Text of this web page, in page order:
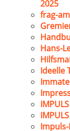
2025
frag-
Hans-
Ideelle
IMPULS